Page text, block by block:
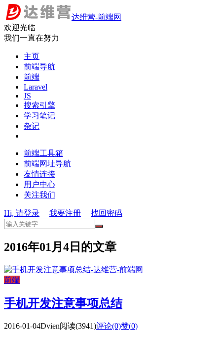
达维营-前端网
欢迎光临
我们一直在努力
主页
前端导航
前端
Laravel
JS
搜索引擎
学习笔记
杂记
前端工具箱
前端网址导航
友情连接
用户中心
关注我们
Hi, 请登录 我要注册 找回密码
2016年01月4日的文章
前端
手机开发注意事项总结
2016-01-04Dvien阅读(3941)评论(0)赞(0)